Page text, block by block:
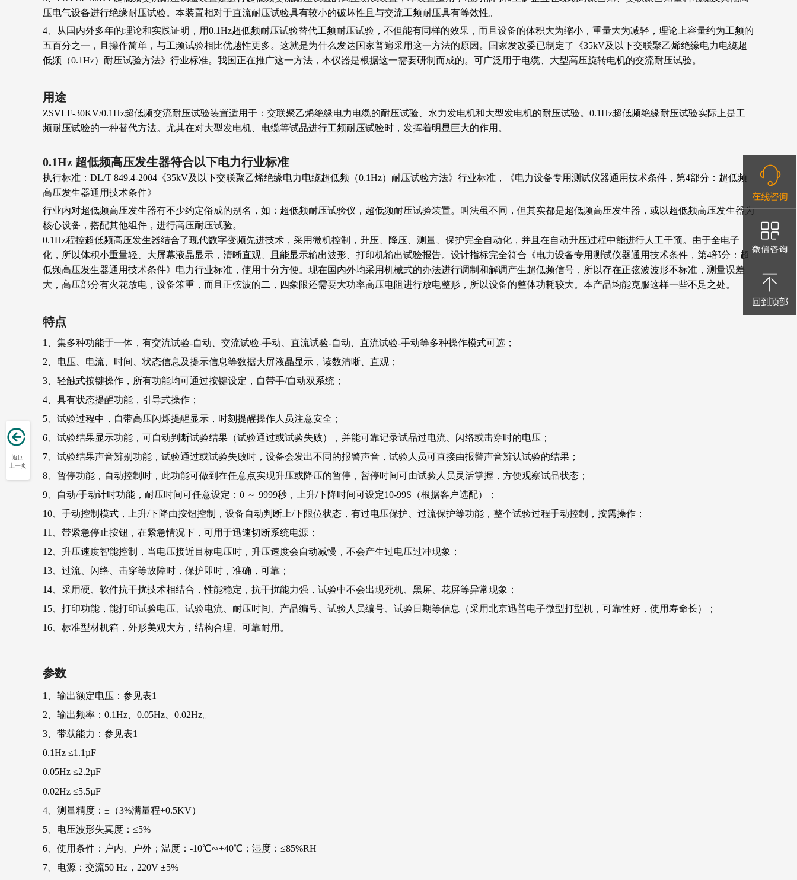
压电气设备进行绝缘耐压试验。本装置相对于直流耐压试验具有较小的破坏性且与交流工频耐压具有等效性。
4、从国内外多年的理论和实践证明，用0.1Hz超低频耐压试验替代工频耐压试验，不但能有同样的效果，而且设备的体积大为缩小，重量大为减轻，理论上容量约为工频的
五百分之一，且操作简单，与工频试验相比优越性更多。这就是为什么发达国家普遍采用这一方法的原因。国家发改委已制定了《35kV及以下交联聚乙烯绝缘电力电缆超
低频（0.1Hz）耐压试验方法》行业标准。我国正在推广这一方法，本仪器是根据这一需要研制而成的。可广泛用于电缆、大型高压旋转电机的交流耐压试验。
用途
ZSVLF-30KV/0.1Hz超低频交流耐压试验装置适用于：交联聚乙烯绝缘电力电缆的耐压试验、水力发电机和大型发电机的耐压试验。0.1Hz超低频绝缘耐压试验实际上是工
频耐压试验的一种替代方法。尤其在对大型发电机、电缆等试品进行工频耐压试验时，发挥着明显巨大的作用。
0.1Hz 超低频高压发生器符合以下电力行业标准
执行标准：DL/T 849.4-2004《35kV及以下交联聚乙烯绝缘电力电缆超低频（0.1Hz）耐压试验方法》行业标准，《电力设备专用测试仪器通用技术条件，第4部分：超低频
高压发生器通用技术条件》
行业内对超低频高压发生器有不少约定俗成的别名，如：超低频耐压试验仪，超低频耐压试验装置。叫法虽不同，但其实都是超低频高压发生器，或以超低频高压发生器为
核心设备，搭配其他组件，进行高压耐压试验。
0.1Hz程控超低频高压发生器结合了现代数字变频先进技术，采用微机控制，升压、降压、测量、保护完全自动化，并且在自动升压过程中能进行人工干预。由于全电子
化，所以体积小重量轻、大屏幕液晶显示，清晰直观、且能显示输出波形、打印机输出试验报告。设计指标完全符合《电力设备专用测试仪器通用技术条件，第4部分：超
低频高压发生器通用技术条件》电力行业标准，使用十分方便。现在国内外均采用机械式的办法进行调制和解调产生超低频信号，所以存在正弦波波形不标准，测量误差
大，高压部分有火花放电，设备笨重，而且正弦波的二，四象限还需要大功率高压电阻进行放电整形，所以设备的整体功耗较大。本产品均能克服这样一些不足之处。
特点
1、集多种功能于一体，有交流试验-自动、交流试验-手动、直流试验-自动、直流试验-手动等多种操作模式可选；
2、电压、电流、时间、状态信息及提示信息等数据大屏液晶显示，读数清晰、直观；
3、轻触式按键操作，所有功能均可通过按键设定，自带手/自动双系统；
4、具有状态提醒功能，引导式操作；
5、试验过程中，自带高压闪烁提醒显示，时刻提醒操作人员注意安全；
6、试验结果显示功能，可自动判断试验结果（试验通过或试验失败），并能可靠记录试品过电流、闪络或击穿时的电压；
7、试验结果声音辨别功能，试验通过或试验失败时，设备会发出不同的报警声音，试验人员可直接由报警声音辨认试验的结果；
8、暂停功能，自动控制时，此功能可做到在任意点实现升压或降压的暂停，暂停时间可由试验人员灵活掌握，方便观察试品状态；
9、自动/手动计时功能，耐压时间可任意设定：0 ～ 9999秒，上升/下降时间可设定10-99S（根据客户选配）；
10、手动控制模式，上升/下降由按钮控制，设备自动判断上/下限位状态，有过电压保护、过流保护等功能，整个试验过程手动控制，按需操作；
11、带紧急停止按钮，在紧急情况下，可用于迅速切断系统电源；
12、升压速度智能控制，当电压接近目标电压时，升压速度会自动减慢，不会产生过电压过冲现象；
13、过流、闪络、击穿等故障时，保护即时，准确，可靠；
14、采用硬、软件抗干扰技术相结合，性能稳定，抗干扰能力强，试验中不会出现死机、黑屏、花屏等异常现象；
15、打印功能，能打印试验电压、试验电流、耐压时间、产品编号、试验人员编号、试验日期等信息（采用北京迅普电子微型打型机，可靠性好，使用寿命长）；
16、标准型材机箱，外形美观大方，结构合理、可靠耐用。
参数
1、输出额定电压：参见表1
2、输出频率：0.1Hz、0.05Hz、0.02Hz。
3、带载能力：参见表1
0.1Hz ≤1.1µF
0.05Hz ≤2.2µF
0.02Hz ≤5.5µF
4、测量精度：±（3%满量程+0.5KV）
5、电压波形失真度：≤5%
6、使用条件：户内、户外；温度：-10℃∽+40℃；湿度：≤85%RH
7、电源：交流50 Hz，220V ±5%
返回
上一页